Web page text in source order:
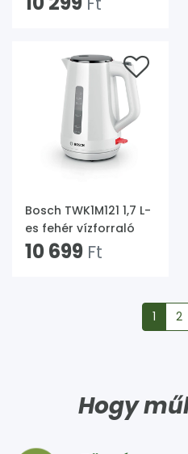
Bosch TWK1M121 1,7 L-
es fehér vízforraló
10 699 Ft
1 2
Hogy